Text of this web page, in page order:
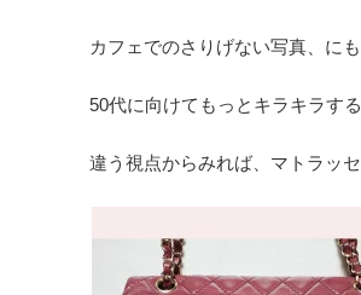
カフェでのさりげない写真、に
50代に向けてもっとキラキラす
違う視点からみれば、マトラッ